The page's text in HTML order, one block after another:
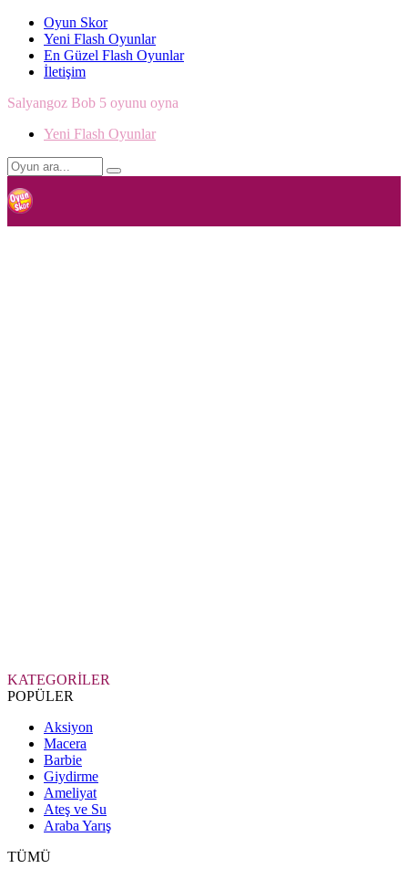
Oyun Skor
Yeni Flash Oyunlar
En Güzel Flash Oyunlar
İletişim
Salyangoz Bob 5 oyunu oyna
Yeni Flash Oyunlar
KATEGORİLER
POPÜLER
Aksiyon
Macera
Barbie
Giydirme
Ameliyat
Ateş ve Su
Araba Yarış
TÜMÜ